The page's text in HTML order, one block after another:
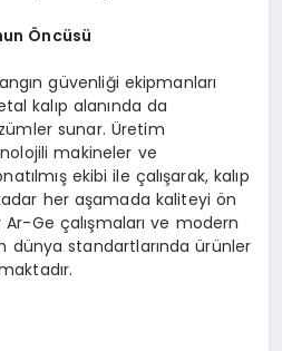
Öncüsü
güvenliği ekipmanları
kalıp alanında da
sunar. Üretim
makineler ve
ekibi ile çalışarak, kalıp
her aşamada kaliteyi ön
Ge çalışmaları ve modern
dünya standartlarında ürünler